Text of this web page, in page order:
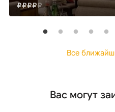
Все
Вас могут